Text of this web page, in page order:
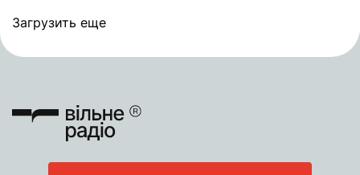
Загрузить еще